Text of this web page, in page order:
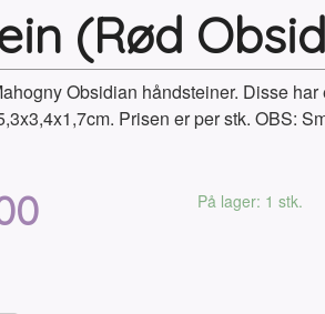
(Rød
Obsidian håndsteiner. Disse har
Prisen er per stk. OBS:
På lager: 1 stk.